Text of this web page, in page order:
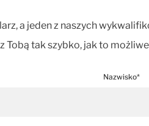
a jeden z naszych
Tobą tak szybko, jak to
Nazwisko*